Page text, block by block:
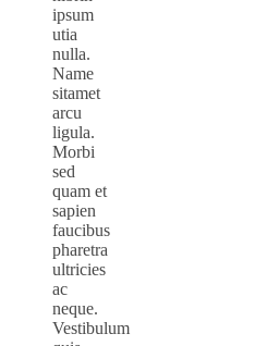
ipsum
utia
nulla.
Name
sitamet
arcu
ligula.
Morbi
sed
quam et
sapien
faucibus
pharetra
ultricies
ac
neque.
Vestibulum